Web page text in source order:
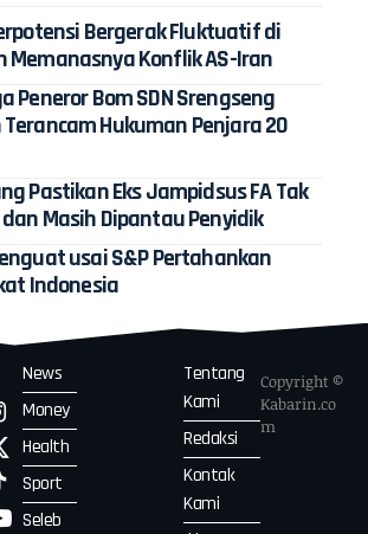
Bergerak Fluktuatif di
Memanasnya Konflik AS-Iran
Peneror Bom SDN Srengseng
Hukuman Penjara 20
Pastikan Eks Jampidsus FA Tak
Masih Dipantau Penyidik
usai S&P Pertahankan
Indonesia
News
Money
Health
Sport
Seleb
Tentang
Kami
Redaksi
Kontak
Kami
Copyright ©
Kabarin.co
m